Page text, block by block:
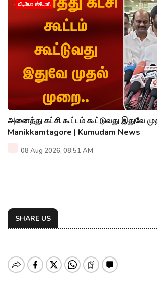
வீடியோ ஸ்டோரி
அனைத்து கட்சி கூட்டம் கூட்டுவது இதுவே
Manikkamtagore | Kumudam News
08 Aug 2026, 08:51 AM
SHARE US